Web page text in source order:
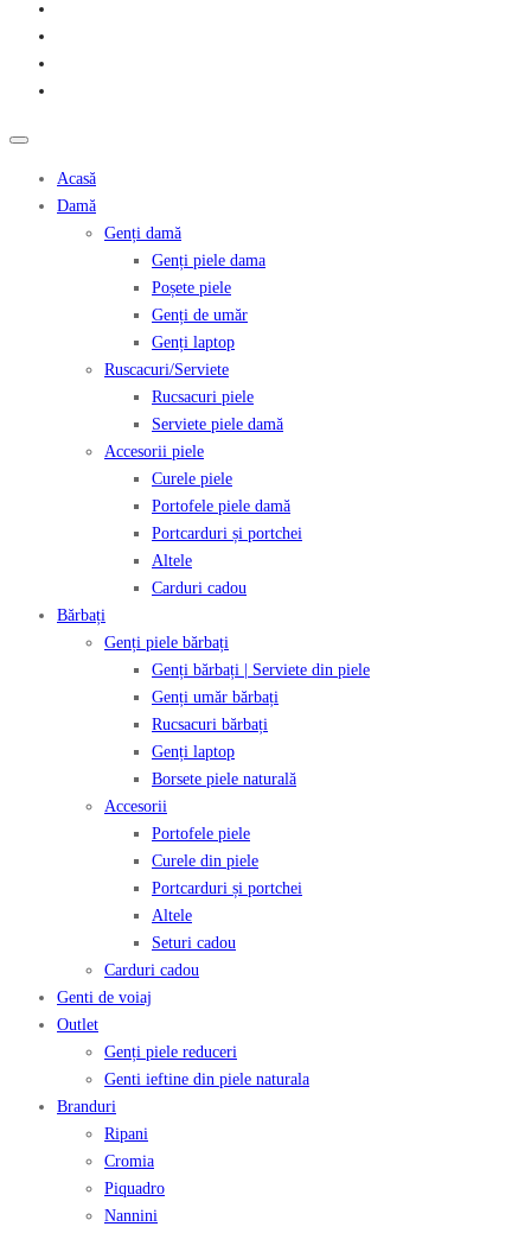
Acasă
Damă
Genți damă
Genți piele dama
Poșete piele
Genți de umăr
Genți laptop
Ruscacuri/Serviete
Rucsacuri piele
Serviete piele damă
Accesorii piele
Curele piele
Portofele piele damă
Portcarduri și portchei
Altele
Carduri cadou
Bărbați
Genți piele bărbați
Genți bărbați | Serviete din piele
Genți umăr bărbați
Rucsacuri bărbați
Genți laptop
Borsete piele naturală
Accesorii
Portofele piele
Curele din piele
Portcarduri și portchei
Altele
Seturi cadou
Carduri cadou
Genti de voiaj
Outlet
Genți piele reduceri
Genti ieftine din piele naturala
Branduri
Ripani
Cromia
Piquadro
Nannini